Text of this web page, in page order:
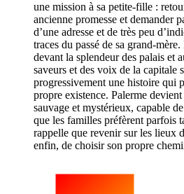
une mission à sa petite-fille :
ancienne promesse et demander
d’une adresse et de très peu
traces du passé de sa grand-
devant la splendeur des palais et
saveurs et des voix de la capitale
progressivement une histoire qui
propre existence. Palerme
sauvage et mystérieux, capable
que les familles préfèrent parfois
rappelle que revenir sur les lieux
enfin, de choisir son propre